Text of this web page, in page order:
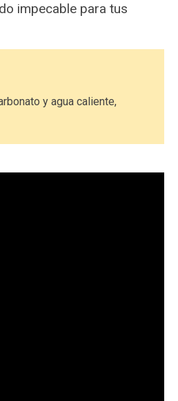
impecable para tus
y agua caliente,